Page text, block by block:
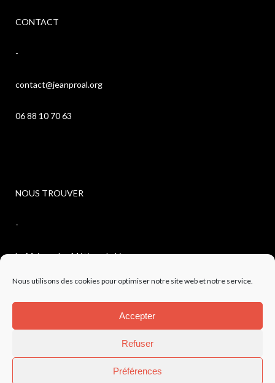
Nous utilisons des cookies pour optimiser notre site web et notre service.
Accepter
Refuser
Préférences
CONTACT
-
contact@jeanproal.org
06 88 10 70 63
NOUS TROUVER
-
La Maison des Métiers du Livre
4, avenue de l’observatoire